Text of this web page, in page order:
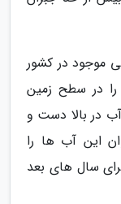
موجود در کشور
در سطح زمین
آب در بالا دست و
این آب ها را
سال های بعد